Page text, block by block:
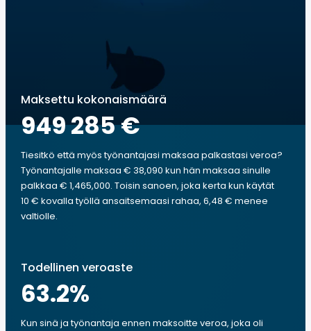
Maksettu kokonaismäärä
949 285 €
Tiesitkö että myös työnantajasi maksaa palkastasi veroa?
Työnantajalle maksaa € 38,090 kun hän maksaa sinulle
palkkaa € 1,465,000. Toisin sanoen, joka kerta kun käytät
10 € kovalla työllä ansaitsemaasi rahaa, 6,48 € menee
valtiolle.
Todellinen veroaste
63.2%
Kun sinä ja työnantaja ennen maksoitte veroa, joka oli